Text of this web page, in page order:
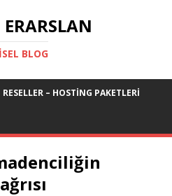
BLOG
RESELLER – HOSTING PAKETLERI